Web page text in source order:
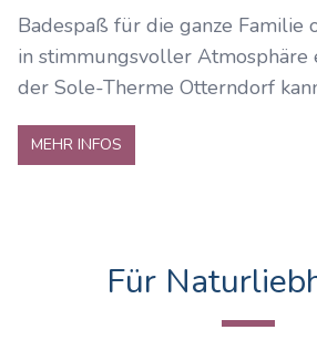
Badespaß für die ganze Familie
in stimmungsvoller Atmosphäre
der Sole-Therme Otterndorf
MEHR INFOS
Für